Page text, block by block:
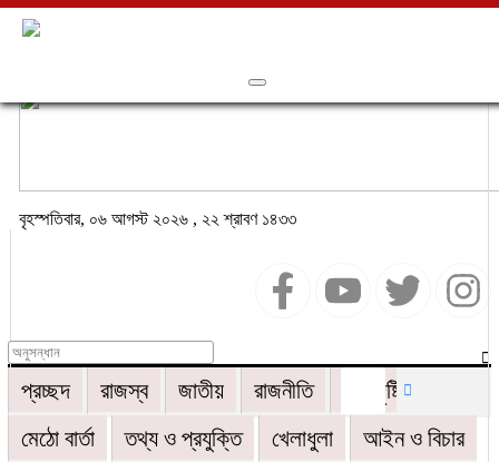
বৃহস্পতিবার, ০৬ আগস্ট ২০২৬ , ২২ শ্রাবণ ১৪৩৩
প্রচ্ছদ রাজস্ব জাতীয় রাজনীতি
বিশ্বদৃষ্টি
মেঠো বার্তা
তথ্য ও প্রযুক্তি খেলাধুলা
আইন ও বিচার